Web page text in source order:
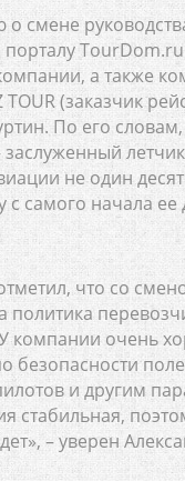
смене
порталу
а также
TOUR (заказчик
По его
не один
с самого начала ее
что со
политика
компании очень
безопасности
и другим
стабильная,
– уверен